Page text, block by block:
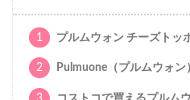
1 プルムウォン チーズトッ
2 Pulmuone（プルムウォ